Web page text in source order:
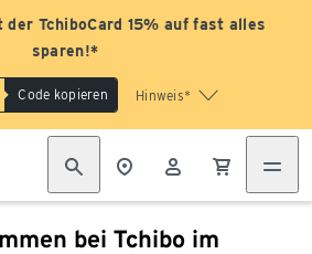
TchiboCard 15% auf fast alles
sparen!*
Code kopieren Hinweis*
bei Tchibo im